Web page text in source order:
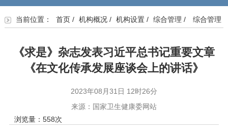
当前位置： 首页/ 机构概况/ 机构设置/ 综合管理 / 综合管理
《求是》杂志发表习近平总书记重要文章
《在文化传承发展座谈会上的讲话》
2023年08月31日 12时26分
来源：国家卫生健康委网站
浏览量： 558次